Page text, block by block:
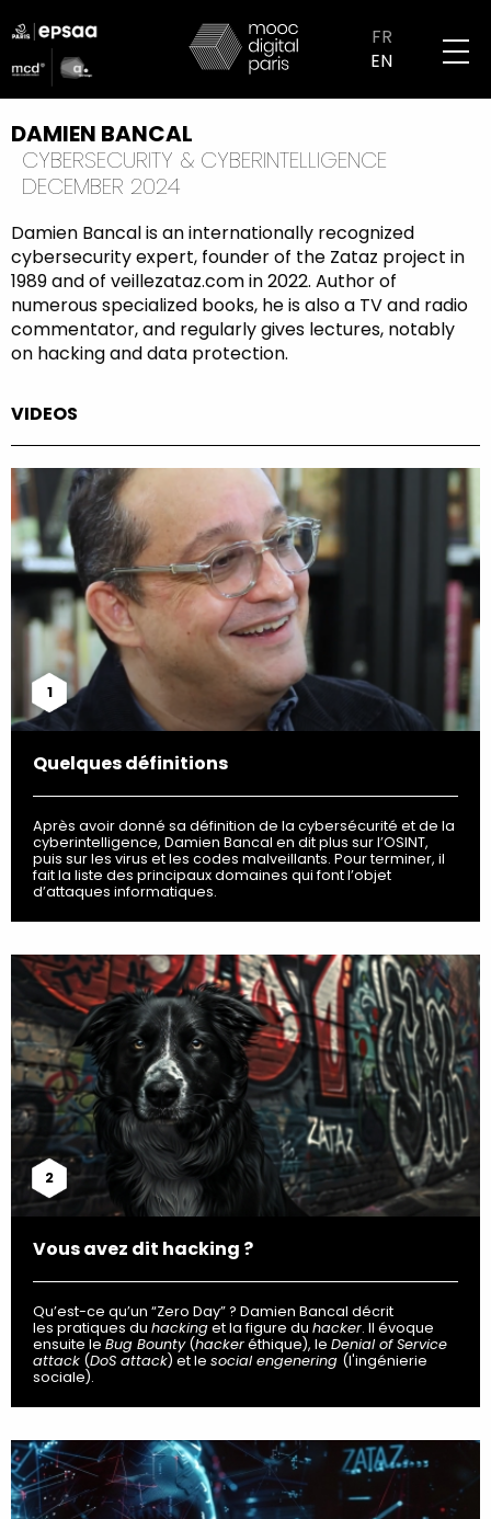
to
main
content
logo
partenaires
mobile
FR
EN
DAMIEN BANCAL
CYBERSECURITY & CYBERINTELLIGENCE
DECEMBER 2024
Damien Bancal is an internationally recognized
cybersecurity expert, founder of the Zataz project in
1989 and of veillezataz.com in 2022. Author of
numerous specialized books, he is also a TV and radio
commentator, and regularly gives lectures, notably
on hacking and data protection.
VIDEOS
1
Quelques définitions
Après avoir donné sa définition de la cybersécurité et de la
cyberintelligence, Damien Bancal en dit plus sur l’OSINT,
puis sur les virus et les codes malveillants. Pour terminer, il
fait la liste des principaux domaines qui font l’objet
d’attaques informatiques.
2
Vous avez dit hacking ?
Qu’est-ce qu’un “Zero Day” ? Damien Bancal décrit
les pratiques du hackinget la figure du hacker. Il évoque
ensuite le Bug Bounty(hackeréthique), le Denial of Service
attack (DoS attack) et le social engenering (l'ingénierie
sociale).